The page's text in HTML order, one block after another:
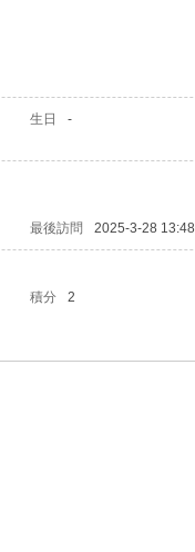
生日 -
最後訪問 2025-3-28 13:48
積分 2